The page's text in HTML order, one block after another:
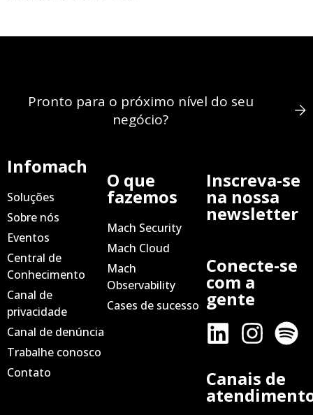
Pronto para o próximo nível do seu
negócio?
Infomach
Soluções
Sobre nós
Eventos
Central de
Conhecimento
Canal de
privacidade
Canal de denúncia
Trabalhe conosco
Contato
O que
fazemos
Mach Security
Mach Cloud
Mach
Observability
Cases de sucesso
Inscreva-se
na nossa
newsletter
Conecte-se
com a
gente
Canais de